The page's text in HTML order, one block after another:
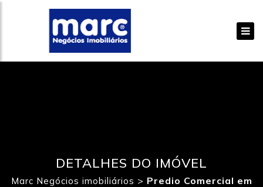
DETALHES DO IMÓVEL
Marc Negócios imobiliários > Predio Comercial em